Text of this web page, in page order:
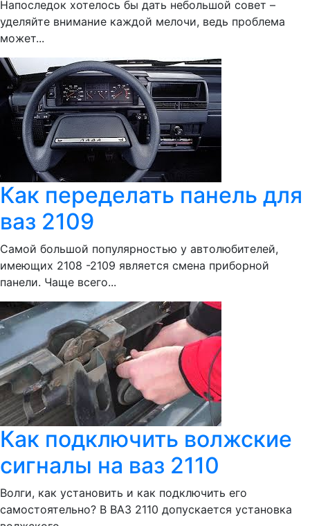
Напоследок хотелось бы дать небольшой совет –
уделяйте внимание каждой мелочи, ведь проблема
может...
Как переделать панель для
ваз 2109
Самой большой популярностью у автолюбителей,
имеющих 2108 -2109 является смена приборной
панели. Чаще всего...
Как подключить волжские
сигналы на ваз 2110
Волги, как установить и как подключить его
самостоятельно? В ВАЗ 2110 допускается установка